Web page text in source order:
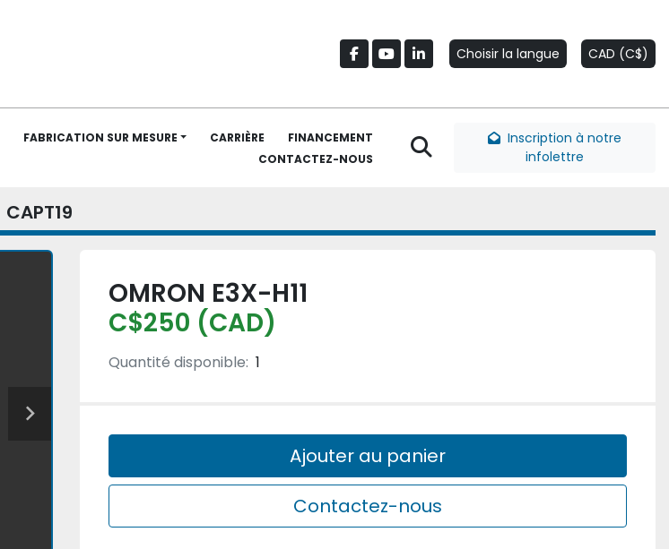
facebook
youtubelinkedinChoisir la langue CAD (C$)
FABRICATION SUR MESURE CARRIÈRE
FINANCEMENT
CONTACTEZ-NOUS
RechercherInscription à notre
infolettre
CAPT19
OMRON E3X-H11
C$250 (CAD)
Quantité disponible: 1
Ajouter au panier
Contactez-nous